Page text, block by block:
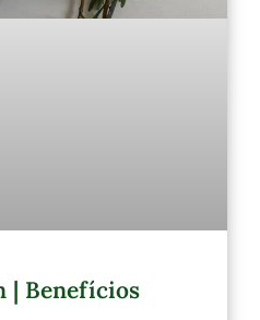
| Benefícios